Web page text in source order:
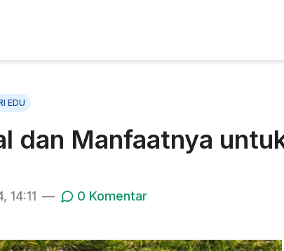
EDU
dan Manfaatnya
14:11 — 0 Komentar